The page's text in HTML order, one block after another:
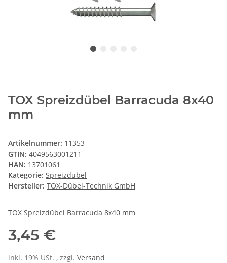
TOX Spreizdübel Barracuda 8x40
mm
Artikelnummer: 11353
GTIN: 4049563001211
HAN: 13701061
Kategorie: Spreizdübel
Hersteller: TOX-Dübel-Technik GmbH
TOX Spreizdübel Barracuda 8x40 mm
3,45 €
inkl. 19% USt. , zzgl. Versand